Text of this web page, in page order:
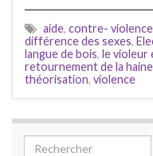
aide, contre- violence
différence des sexes,
langue de bois, le violeur
retournement de la
théorisation, violence
Search for: